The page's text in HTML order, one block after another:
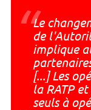
“Le
de
implique
[...] Les
la RATP
seuls à